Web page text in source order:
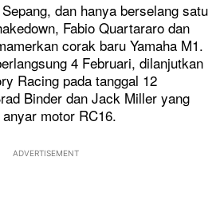
dan hanya berselang satu
Fabio Quartararo dan
corak baru Yamaha M1.
4 Februari, dilanjutkan
Racing pada tanggal 12
Binder dan Jack Miller yang
motor RC16.
ADVERTISEMENT